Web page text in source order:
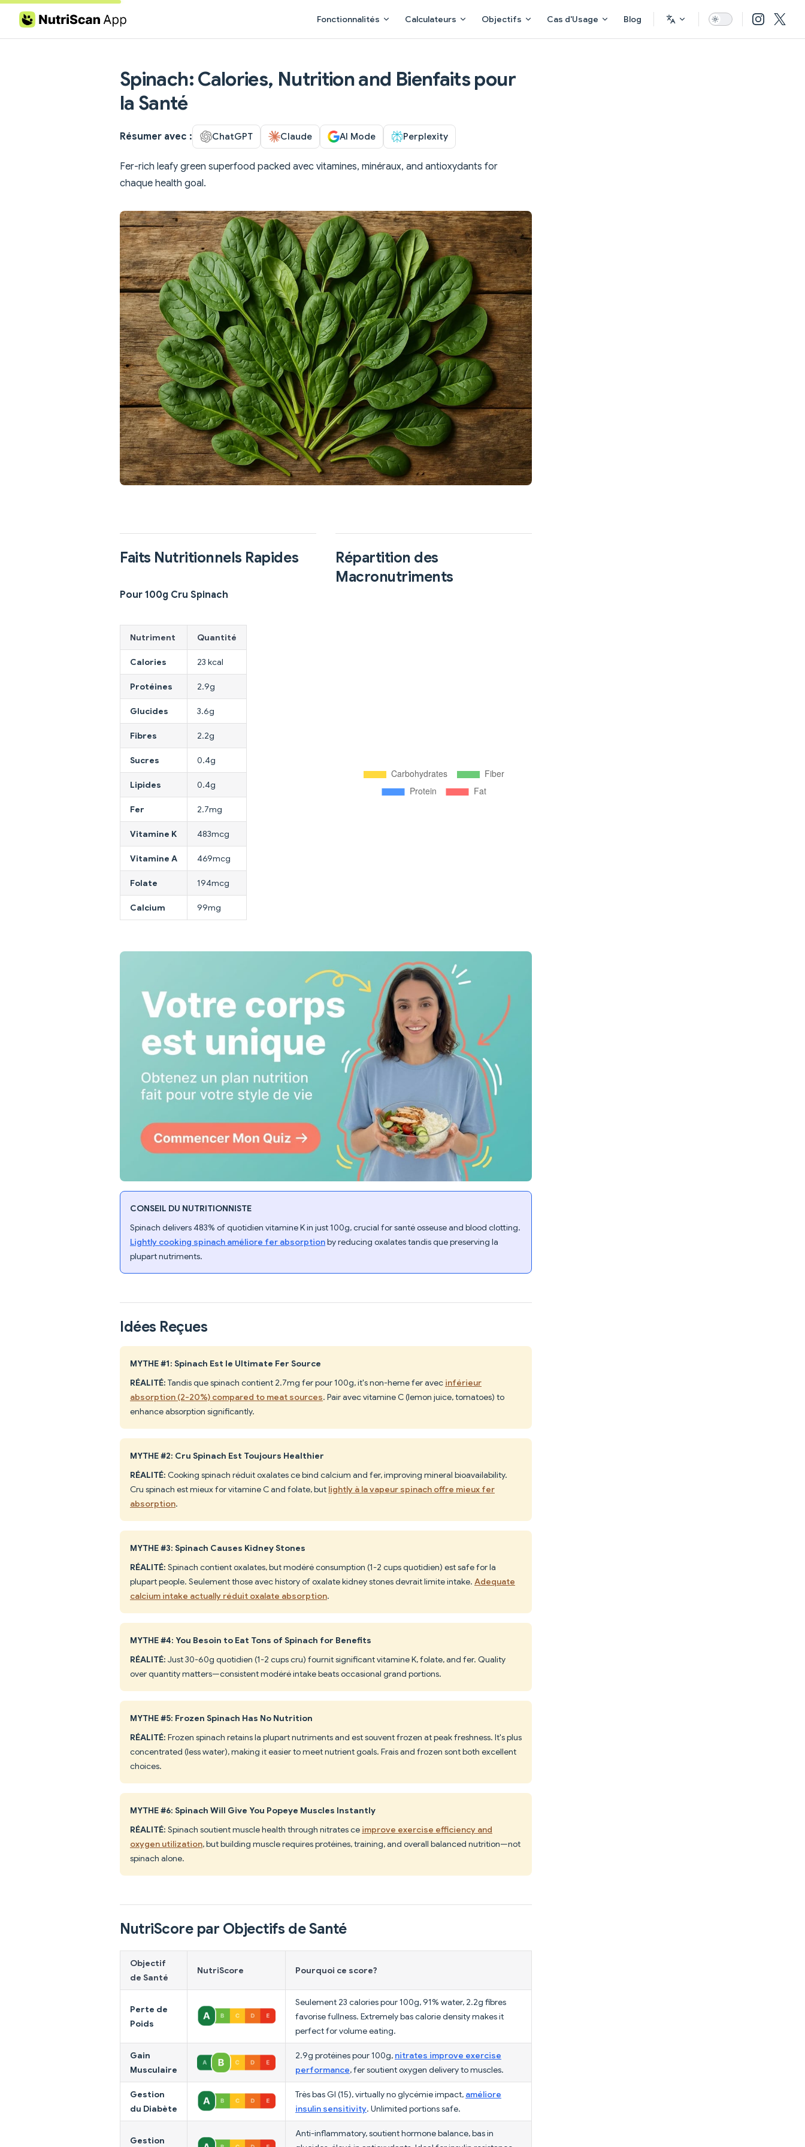
Skip to content Fonctionnalités Calculateurs Objectifs Cas d'Usage Blog
Spinach: Calories, Nutrition and Bienfaits pour
la Santé
Résumer avec : ChatGPT Claude AI Mode Perplexity
Fer-rich leafy green superfood packed avec vitamines, minéraux, and antioxydants for
chaque health goal.
Faits Nutritionnels Rapides
Pour 100g Cru Spinach
Nutriment Quantité
Calories 23 kcal
Protéines 2.9g
Glucides 3.6g
Fibres 2.2g
Sucres 0.4g
Lipides 0.4g
Fer 2.7mg
Vitamine K 483mcg
Vitamine A 469mcg
Folate 194mcg
Calcium 99mg
Répartition des
Macronutriments
CONSEIL DU NUTRITIONNISTE
Spinach delivers 483% of quotidien vitamine K in just 100g, crucial for santé osseuse and blood clotting.
Lightly cooking spinach améliore fer absorptionby reducing oxalates tandis que preserving la
plupart nutriments.
Idées Reçues
MYTHE #1: Spinach Est le Ultimate Fer Source
RÉALITÉ: Tandis que spinach contient 2.7mg fer pour 100g, it's non-heme fer avec inférieur
absorption (2-20%) compared to meat sources. Pair avec vitamine C (lemon juice, tomatoes) to
enhance absorption significantly.
MYTHE #2: Cru Spinach Est Toujours Healthier
RÉALITÉ: Cooking spinach réduit oxalates ce bind calcium and fer, improving mineral bioavailability.
Cru spinach est mieux for vitamine C and folate, but lightly à la vapeur spinach offre mieux fer
absorption.
MYTHE #3: Spinach Causes Kidney Stones
RÉALITÉ: Spinach contient oxalates, but modéré consumption (1-2 cups quotidien) est safe for la
plupart people. Seulement those avec history of oxalate kidney stones devrait limite intake. Adequate
calcium intake actually réduit oxalate absorption.
MYTHE #4: You Besoin to Eat Tons of Spinach for Benefits
RÉALITÉ: Just 30-60g quotidien (1-2 cups cru) fournit significant vitamine K, folate, and fer. Quality
over quantity matters—consistent modéré intake beats occasional grand portions.
MYTHE #5: Frozen Spinach Has No Nutrition
RÉALITÉ: Frozen spinach retains la plupart nutriments and est souvent frozen at peak freshness. It's plus
concentrated (less water), making it easier to meet nutrient goals. Frais and frozen sont both excellent
choices.
MYTHE #6: Spinach Will Give You Popeye Muscles Instantly
RÉALITÉ: Spinach soutient muscle health through nitrates ce improve exercise efficiency and
oxygen utilization, but building muscle requires protéines, training, and overall balanced nutrition—not
spinach alone.
NutriScore par Objectifs de Santé
Objectif
de Santé
NutriScore Pourquoi ce score?
Perte de
Poids
Seulement 23 calories pour 100g, 91% water, 2.2g fibres
favorise fullness. Extremely bas calorie density makes it
perfect for volume eating.
Gain
Musculaire
2.9g protéines pour 100g, nitrates improve exercise
performance, fer soutient oxygen delivery to muscles.
Gestion
du Diabète
Très bas GI (15), virtually no glycémie impact, améliore
insulin sensitivity. Unlimited portions safe.
Gestion
Anti-inflammatory, soutient hormone balance, bas in